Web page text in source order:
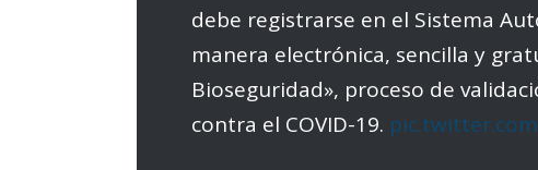
debe registrarse en el Sistema
manera electrónica, sencilla y
Bioseguridad», proceso de
contra el COVID-19.